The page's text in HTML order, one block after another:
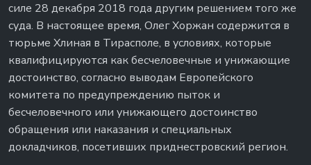
силе 28 декабря 2018 года другим решением того же
суда. В настоящее время, Олег Хоржан содержится в
тюрьме Хлиная в Тирасполе, в условиях, которые
квалифицируются как бесчеловечные и унижающие
достоинство, согласно выводам Европейского
комитета по предупреждению пыток и
бесчеловечного или унижающего достоинство
обращения или наказания и специальных
докладчиков, посетивших приднестровский регион.